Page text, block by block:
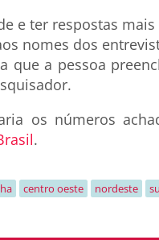
e ter respostas
nomes dos
que a pessoa
os números
.
centro oeste nordeste